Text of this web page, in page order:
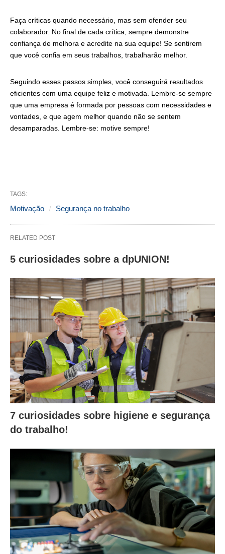
Faça críticas quando necessário, mas sem ofender seu
colaborador. No final de cada crítica, sempre demonstre
confiança de melhora e acredite na sua equipe! Se sentirem
que você confia em seus trabalhos, trabalharão melhor.
Seguindo esses passos simples, você conseguirá resultados
eficientes com uma equipe feliz e motivada. Lembre-se sempre
que uma empresa é formada por pessoas com necessidades e
vontades, e que agem melhor quando não se sentem
desamparadas. Lembre-se: motive sempre!
TAGS:
Motivação Segurança no trabalho
RELATED POST
5 curiosidades sobre a dpUNION!
7 curiosidades sobre higiene e segurança
do trabalho!